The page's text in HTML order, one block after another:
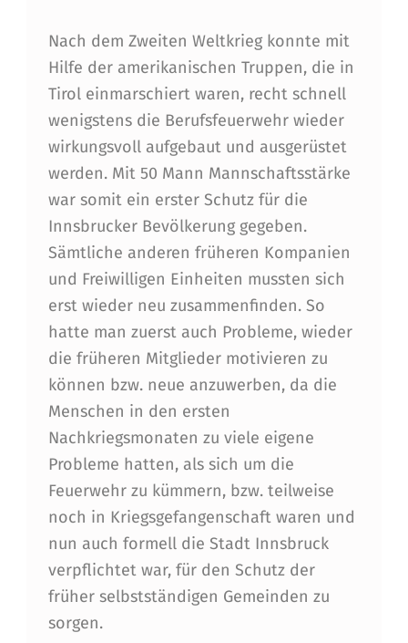
Nach dem Zweiten Weltkrieg konnte mit
Hilfe der amerikanischen Truppen, die in
Tirol einmarschiert waren, recht schnell
wenigstens die Berufsfeuerwehr wieder
wirkungsvoll aufgebaut und ausgerüstet
werden. Mit 50 Mann Mannschaftsstärke
war somit ein erster Schutz für die
Innsbrucker Bevölkerung gegeben.
Sämtliche anderen früheren Kompanien
und Freiwilligen Einheiten mussten sich
erst wieder neu zusammenfinden. So
hatte man zuerst auch Probleme, wieder
die früheren Mitglieder motivieren zu
können bzw. neue anzuwerben, da die
Menschen in den ersten
Nachkriegsmonaten zu viele eigene
Probleme hatten, als sich um die
Feuerwehr zu kümmern, bzw. teilweise
noch in Kriegsgefangenschaft waren und
nun auch formell die Stadt Innsbruck
verpflichtet war, für den Schutz der
früher selbstständigen Gemeinden zu
sorgen.